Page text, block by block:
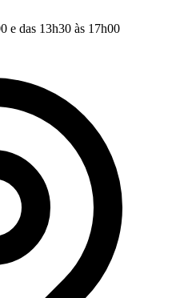
e das 13h30 às 17h00